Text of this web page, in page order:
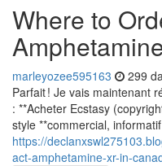
Where to
marleyozee595163 299
Parfait ! Je vais maintenant
: **Acheter Ecstasy
style **commercial,
https://
act-amphetamine-xr-in-